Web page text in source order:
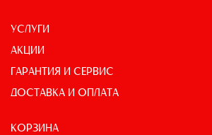
УСЛУГИ
АКЦИИ
ГАРАНТИЯ И СЕРВИС
ДОСТАВКА И ОПЛАТА
КОРЗИНА